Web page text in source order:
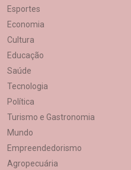
Esportes
Economia
Cultura
Educação
Saúde
Tecnologia
Política
Turismo e Gastronomia
Mundo
Empreendedorismo
Agropecuária